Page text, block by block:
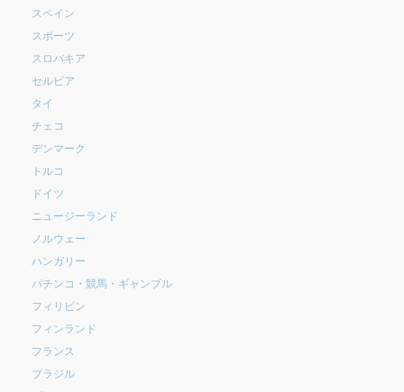
スペイン
スポーツ
スロバキア
セルビア
タイ
チェコ
デンマーク
トルコ
ドイツ
ニュージーランド
ノルウェー
ハンガリー
パチンコ・競馬・ギャンブル
フィリピン
フィンランド
フランス
ブラジル